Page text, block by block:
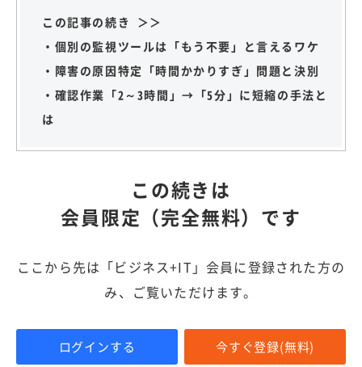
この記事の続き ＞＞
・個別の監視ツールは「もう不要」と言えるワケ
・障害の原因特定「時間かかりすぎ」問題と決別
・確認作業「2～3時間」→「5分」に短縮の手法と
は
この続きは
会員限定（完全無料）です
ここから先は「ビジネス+IT」会員に登録された方の
み、ご覧いただけます。
ログインする 今すぐ登録(無料)